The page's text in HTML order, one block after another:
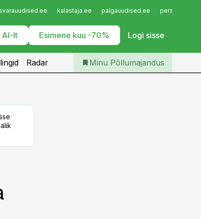
kalastaja.ee palgauudised.ee
AI-lt Esimene kuu -70% Logi sisse
Iseteenindus
Telli Põllumajandus
Radar Minu Põllumajandus